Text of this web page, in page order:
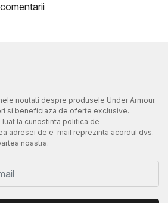
noutati despre produsele Under Armour.
si beneficiaza de oferte exclusive.
la cunostinta politica de
adresei de e-mail reprezinta acordul dvs.
noastra.